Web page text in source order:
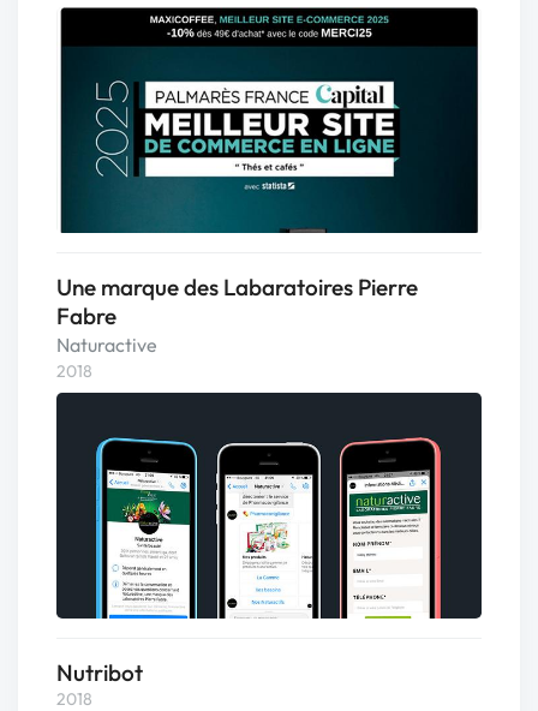
Une marque des Labaratoires Pierre
Fabre
Naturactive
2018
Nutribot
2018